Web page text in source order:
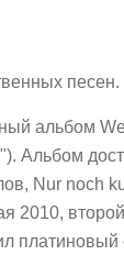
песен.
альбом
Nur noch
2010,
платиновый